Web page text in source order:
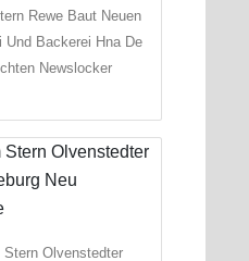
Rewe Baut Neuen
Backerei Hna De
Newslocker
Olvenstedter